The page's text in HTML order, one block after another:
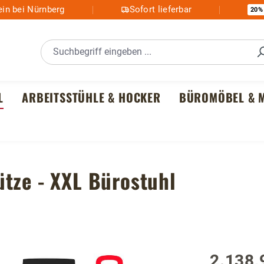
bei Nürnberg Sofort lieferbar 20%
ARBEITSSTÜHLE & HOCKER BÜROMÖBEL &
- XXL Bürostuhl